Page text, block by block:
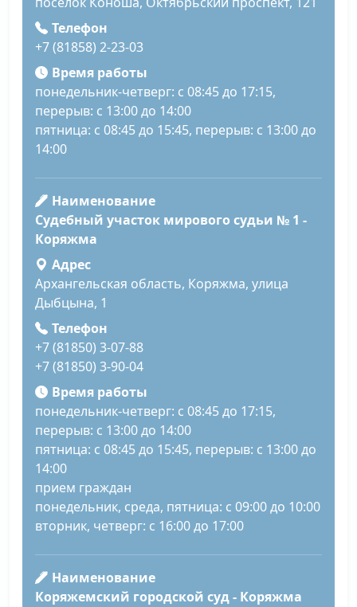
Телефон
+7 (81858) 2-23-03
Время работы
понедельник-четверг: с 08:45 до 17:15,
перерыв: с 13:00 до 14:00
пятница: с 08:45 до 15:45, перерыв: с 13:00 до
14:00
Наименование
Судебный участок мирового судьи № 1 -
Коряжма
Адрес
Архангельская область, Коряжма, улица
Дыбцына, 1
Телефон
+7 (81850) 3-07-88
+7 (81850) 3-90-04
Время работы
понедельник-четверг: с 08:45 до 17:15,
перерыв: с 13:00 до 14:00
пятница: с 08:45 до 15:45, перерыв: с 13:00 до
14:00
прием граждан
понедельник, среда, пятница: с 09:00 до 10:00
вторник, четверг: с 16:00 до 17:00
Наименование
Коряжемский городской суд - Коряжма